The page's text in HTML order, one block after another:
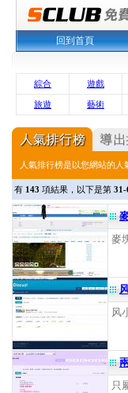
回到首頁
綜合 遊戲
旅遊 藝術
人氣排行榜是以您網站的人
有 143 項結果，以下是第 31-
麥
风
只